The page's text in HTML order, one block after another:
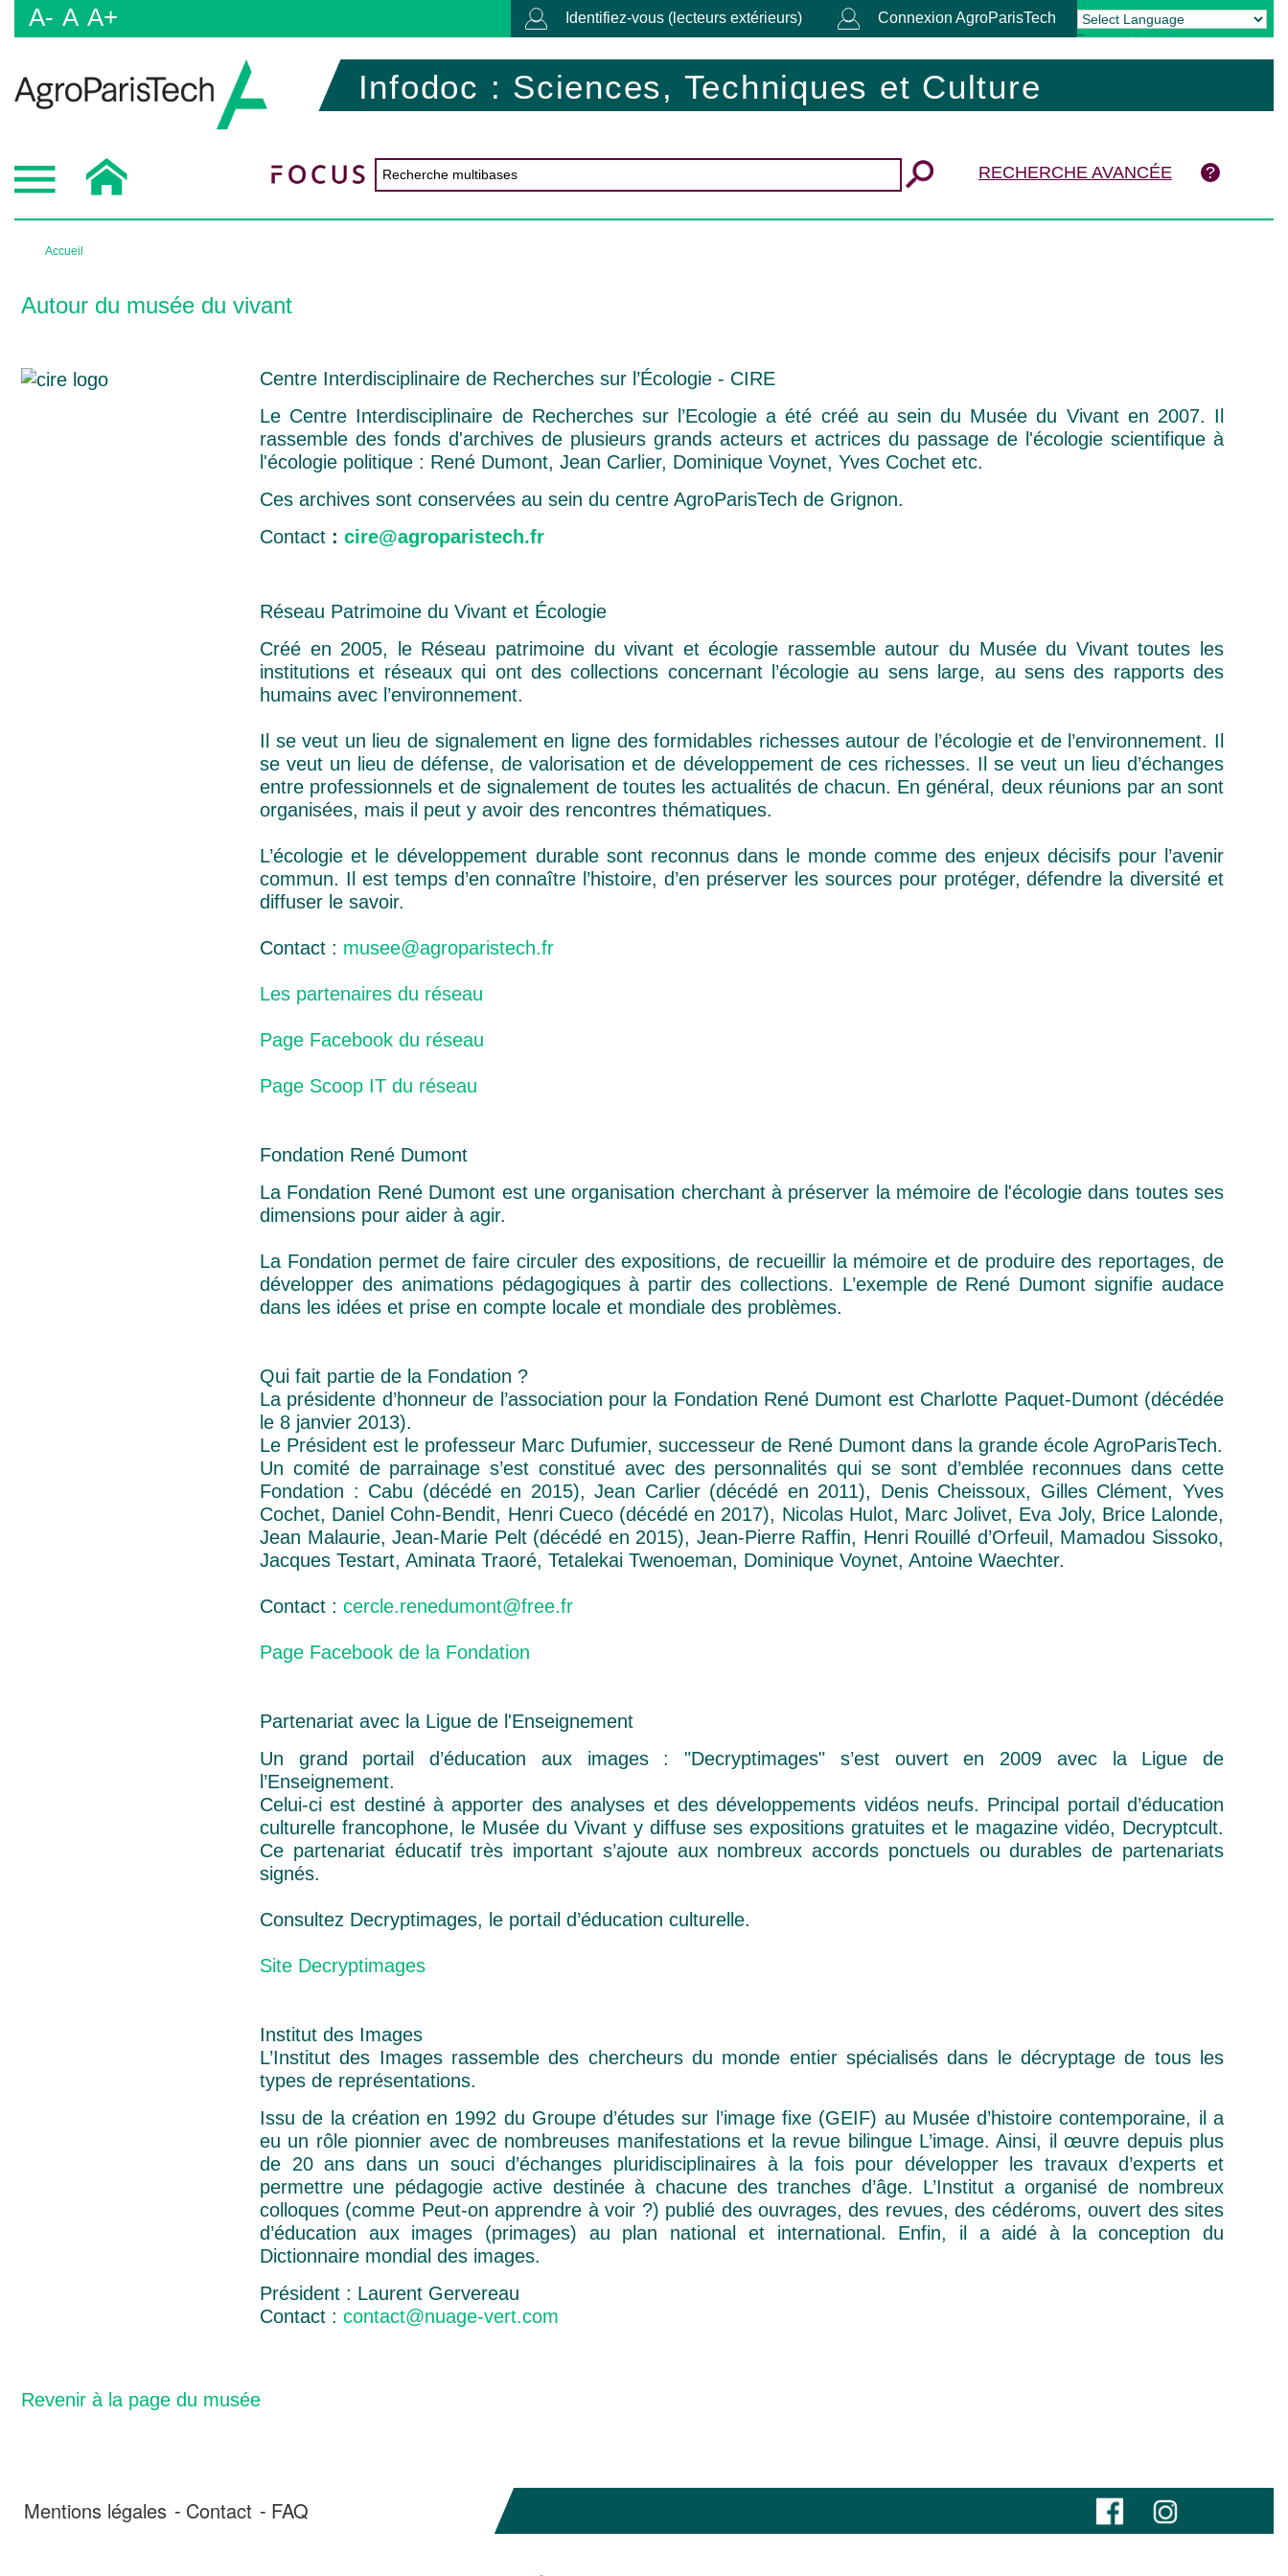
A- A A+ Identifiez-vous (lecteurs extérieurs) Connexion AgroParisTech
Powered by Translate
Infodoc : Sciences, Techniques et Culture
RECHERCHE AVANCÉE
Accueil
Autour du musée du vivant
Centre Interdisciplinaire de Recherches sur l’Écologie - CIRE
Le Centre Interdisciplinaire de Recherches sur l’Ecologie a été créé au sein du Musée du Vivant en 2007. Il
rassemble des fonds d'archives de plusieurs grands acteurs et actrices du passage de l'écologie scientifique à
l'écologie politique : René Dumont, Jean Carlier, Dominique Voynet, Yves Cochet etc.
Ces archives sont conservées au sein du centre AgroParisTech de Grignon.
Contact : cire@agroparistech.fr
Réseau Patrimoine du Vivant et Écologie
Créé en 2005, le Réseau patrimoine du vivant et écologie rassemble autour du Musée du Vivant toutes les
institutions et réseaux qui ont des collections concernant l’écologie au sens large, au sens des rapports des
humains avec l’environnement.
Il se veut un lieu de signalement en ligne des formidables richesses autour de l’écologie et de l’environnement. Il
se veut un lieu de défense, de valorisation et de développement de ces richesses. Il se veut un lieu d’échanges
entre professionnels et de signalement de toutes les actualités de chacun. En général, deux réunions par an sont
organisées, mais il peut y avoir des rencontres thématiques.
L’écologie et le développement durable sont reconnus dans le monde comme des enjeux décisifs pour l’avenir
commun. Il est temps d’en connaître l’histoire, d’en préserver les sources pour protéger, défendre la diversité et
diffuser le savoir.
Contact : musee@agroparistech.fr
Les partenaires du réseau
Page Facebook du réseau
Page Scoop IT du réseau
Fondation René Dumont
La Fondation René Dumont est une organisation cherchant à préserver la mémoire de l'écologie dans toutes ses
dimensions pour aider à agir.
La Fondation permet de faire circuler des expositions, de recueillir la mémoire et de produire des reportages, de
développer des animations pédagogiques à partir des collections. L’exemple de René Dumont signifie audace
dans les idées et prise en compte locale et mondiale des problèmes.
Qui fait partie de la Fondation ?
La présidente d’honneur de l’association pour la Fondation René Dumont est Charlotte Paquet-Dumont (décédée
le 8 janvier 2013).
Le Président est le professeur Marc Dufumier, successeur de René Dumont dans la grande école AgroParisTech.
Un comité de parrainage s’est constitué avec des personnalités qui se sont d’emblée reconnues dans cette
Fondation : Cabu (décédé en 2015), Jean Carlier (décédé en 2011), Denis Cheissoux, Gilles Clément, Yves
Cochet, Daniel Cohn-Bendit, Henri Cueco (décédé en 2017), Nicolas Hulot, Marc Jolivet, Eva Joly, Brice Lalonde,
Jean Malaurie, Jean-Marie Pelt (décédé en 2015), Jean-Pierre Raffin, Henri Rouillé d’Orfeuil, Mamadou Sissoko,
Jacques Testart, Aminata Traoré, Tetalekai Twenoeman, Dominique Voynet, Antoine Waechter.
Contact : cercle.renedumont@free.fr
Page Facebook de la Fondation
Partenariat avec la Ligue de l'Enseignement
Un grand portail d’éducation aux images : "Decryptimages" s’est ouvert en 2009 avec la Ligue de
l’Enseignement.
Celui-ci est destiné à apporter des analyses et des développements vidéos neufs. Principal portail d’éducation
culturelle francophone, le Musée du Vivant y diffuse ses expositions gratuites et le magazine vidéo, Decryptcult.
Ce partenariat éducatif très important s’ajoute aux nombreux accords ponctuels ou durables de partenariats
signés.
Consultez Decryptimages, le portail d’éducation culturelle.
Site Decryptimages
Institut des Images
L’Institut des Images rassemble des chercheurs du monde entier spécialisés dans le décryptage de tous les
types de représentations.
Issu de la création en 1992 du Groupe d’études sur l’image fixe (GEIF) au Musée d’histoire contemporaine, il a
eu un rôle pionnier avec de nombreuses manifestations et la revue bilingue L’image. Ainsi, il œuvre depuis plus
de 20 ans dans un souci d’échanges pluridisciplinaires à la fois pour développer les travaux d’experts et
permettre une pédagogie active destinée à chacune des tranches d’âge. L’Institut a organisé de nombreux
colloques (comme Peut-on apprendre à voir ?) publié des ouvrages, des revues, des cédéroms, ouvert des sites
d’éducation aux images (primages) au plan national et international. Enfin, il a aidé à la conception du
Dictionnaire mondial des images.
Président : Laurent Gervereau
Contact : contact@nuage-vert.com
Revenir à la page du musée
Mentions légales Contact FAQ